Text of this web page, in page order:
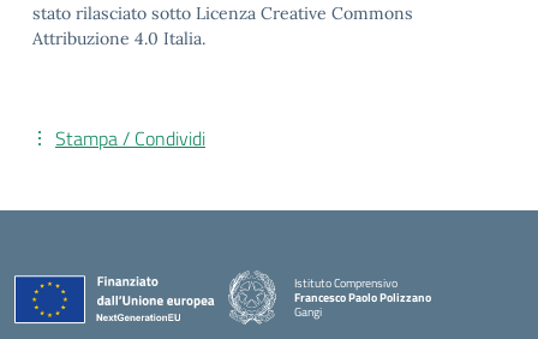
stato rilasciato sotto Licenza Creative Commons
Attribuzione 4.0 Italia.
Stampa / Condividi
Istituto Comprensivo
Francesco Paolo Polizzano
Gangi
— Visita la pagina iniziale della scuola